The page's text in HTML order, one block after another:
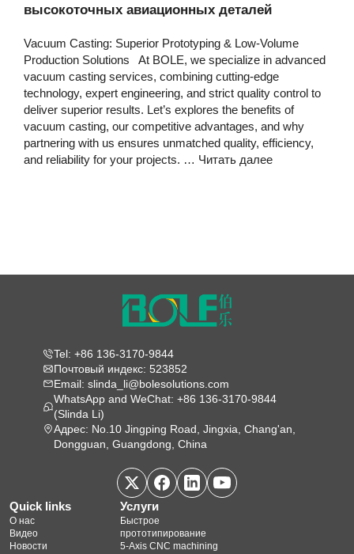
высокоточных авиационных деталей
Vacuum Casting: Superior Prototyping & Low-Volume
Production Solutions At BOLE, we specialize in advanced
vacuum casting services, combining cutting-edge
technology, expert engineering, and strict quality control to
deliver superior results. Let’s explores the benefits of
vacuum casting, our competitive advantages, and why
partnering with us ensures unmatched quality, efficiency,
and reliability for your projects. … Читать далее
Tel: +86 136-3170-9844
Почтовый индекс: 523852
Email: slinda_li@bolesolutions.com
WhatsApp and WeChat: +86 136-3170-9844
(Slinda Li)
Адрес: No.10 Jingping Road, Jingxia, Chang'an,
Dongguan, Guangdong, China
Quick links
О нас
Видео
Новости
Услуги
Быстрое
прототипирование
5‑Axis CNC machining